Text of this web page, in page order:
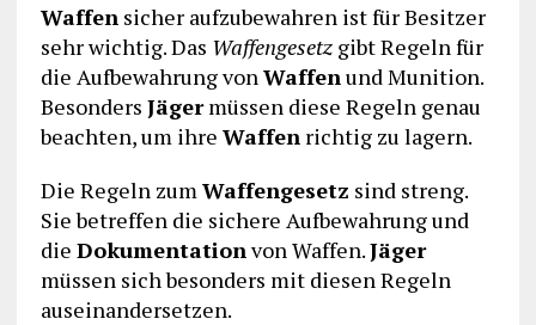
Waffensicher aufzubewahren ist für Besitzer
sehr wichtig. Das Waffengesetzgibt Regeln für
die Aufbewahrung vonWaffenund Munition.
Besonders Jägermüssen diese Regeln genau
beachten, um ihre Waffenrichtig zu lagern.
Die Regeln zumWaffengesetz sind streng.
Sie betreffen die sichere Aufbewahrung und
die Dokumentationvon Waffen.Jäger
müssen sich besonders mit diesen Regeln
auseinandersetzen.